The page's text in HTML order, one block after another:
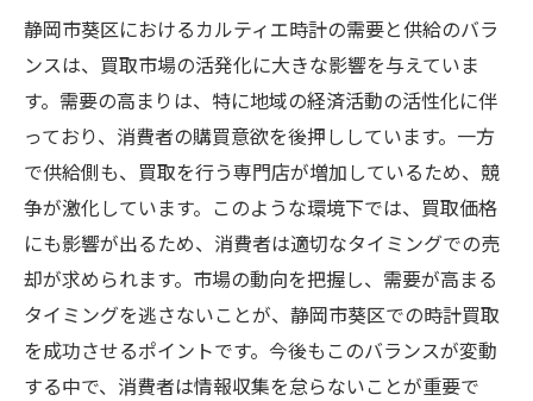
専門家が教えるカルティエ時計買取のステップ
査定を受ける前の心構え
査定時に聞いておくべき質問
価格交渉を成功させるテクニック
買取契約書の確認ポイント
支払いと引き渡しの流れ
キャンセル時の注意点
納得のいく買取価格を得るために知っておきた
いこと
静岡市葵区におけるカルティエ時計の需要と供給のバラ
ンスは、買取市場の活発化に大きな影響を与えていま
す。需要の高まりは、特に地域の経済活動の活性化に伴
っており、消費者の購買意欲を後押ししています。一方
で供給側も、買取を行う専門店が増加しているため、競
争が激化しています。このような環境下では、買取価格
にも影響が出るため、消費者は適切なタイミングでの売
却が求められます。市場の動向を把握し、需要が高まる
タイミングを逃さないことが、静岡市葵区での時計買取
を成功させるポイントです。今後もこのバランスが変動
する中で、消費者は情報収集を怠らないことが重要で